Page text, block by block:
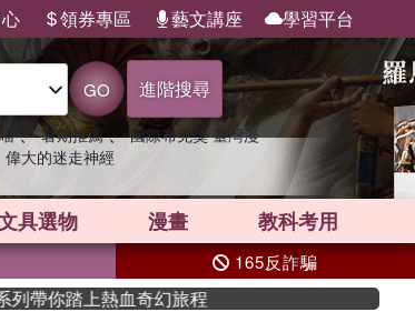
領券專區 藝文講座 學習平台
GO 進階搜尋
、 暑期推薦 、 國際布克獎 臺灣漫
偉大的迷走神經
具選物 漫畫 教科考用
165反詐騙
踏上熱血奇幻旅程